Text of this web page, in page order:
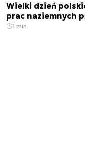
Wielki dzień
prac naziemnych
1 min.